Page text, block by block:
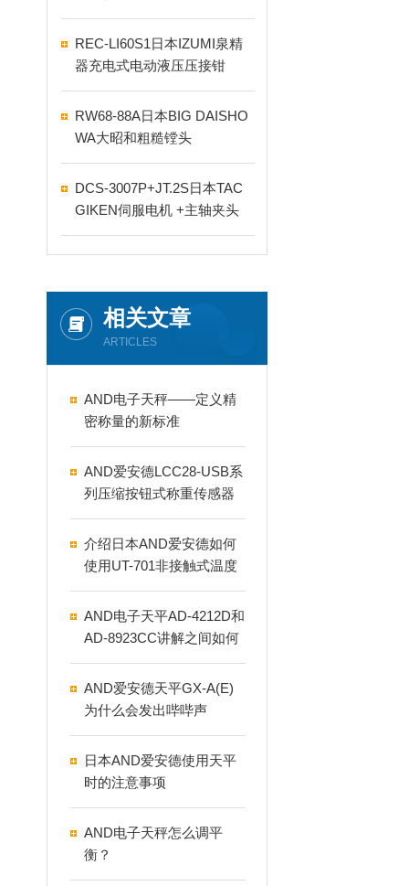
REC-LI60S1日本IZUMI泉精
器充电式电动液压压接钳
RW68-88A日本BIG DAISHO
WA大昭和粗糙镗头
DCS-3007P+JT.2S日本TAC
GIKEN伺服电机 +主轴夹头
相关文章
ARTICLES
AND电子天秤——定义精
密称量的新标准
AND爱安德LCC28-USB系
列压缩按钮式称重传感器
介绍日本AND爱安德如何
使用UT-701非接触式温度
计
AND电子天平AD-4212D和
AD-8923CC讲解之间如何
连接
AND爱安德天平GX-A(E)
为什么会发出哔哔声
日本AND爱安德使用天平
时的注意事项
AND电子天秤怎么调平
衡？